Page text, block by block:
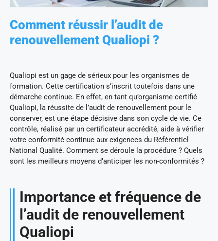
Comment réussir l’audit de
renouvellement Qualiopi ?
Qualiopi est un gage de sérieux pour les organismes de
formation. Cette certification s’inscrit toutefois dans une
démarche continue. En effet, en tant qu’organisme certifié
Qualiopi, la réussite de l’audit de renouvellement pour le
conserver, est une étape décisive dans son cycle de vie. Ce
contrôle, réalisé par un certificateur accrédité, aide à vérifier
votre conformité continue aux exigences du Référentiel
National Qualité. Comment se déroule la procédure ? Quels
sont les meilleurs moyens d’anticiper les non-conformités ?
Importance et fréquence de
l’audit de renouvellement
Qualiopi